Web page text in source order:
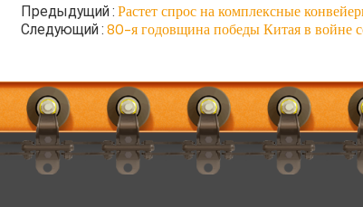
Предыдущий Растет спрос на комплексные
Следующий 80-я годовщина победы Китая в войне